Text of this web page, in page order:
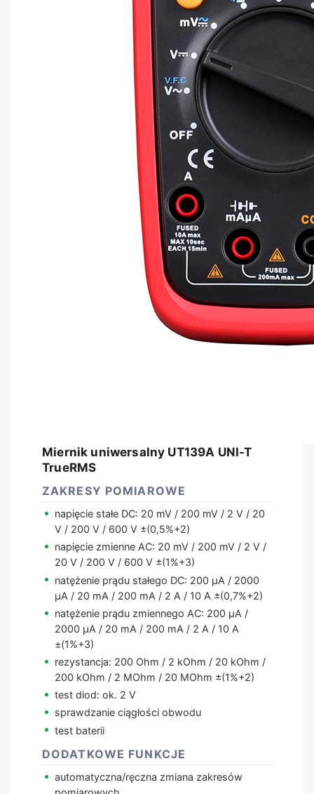
Miernik uniwersalny UT139A UNI-T
TrueRMS
ZAKRESY POMIAROWE
napięcie stałe DC: 20 mV / 200 mV / 2 V / 20
V / 200 V / 600 V ±(0,5%+2)
napięcie zmienne AC: 20 mV / 200 mV / 2 V /
20 V / 200 V / 600 V ±(1%+3)
natężenie prądu stałego DC: 200 µA / 2000
µA / 20 mA / 200 mA / 2 A / 10 A ±(0,7%+2)
natężenie prądu zmiennego AC: 200 µA /
2000 µA / 20 mA / 200 mA / 2 A / 10 A
±(1%+3)
rezystancja: 200 Ohm / 2 kOhm / 20 kOhm /
200 kOhm / 2 MOhm / 20 MOhm ±(1%+2)
test diod: ok. 2 V
sprawdzanie ciągłości obwodu
test baterii
DODATKOWE FUNKCJE
automatyczna/ręczna zmiana zakresów